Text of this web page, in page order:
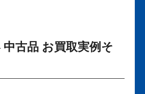
中古品 お買取実例そ